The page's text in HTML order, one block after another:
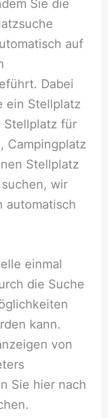
Sie die
auf
Dabei
ein Stellplatz
Stellplatz für
Campingplatz
Stellplatz
wir
automatisch
einmal
die Suche
kann.
von
Sie hier nach